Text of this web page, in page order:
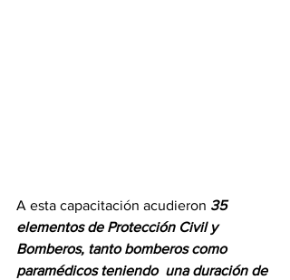
A esta capacitación acudieron 35
elementos de Protección Civil y
Bomberos, tanto bomberos como
paramédicos teniendo  una duración de